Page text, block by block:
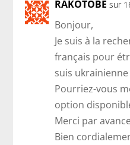
RAKOTOBE sur
Bonjour,
Je suis à la
français pour
suis ukrainienne
Pourriez-vous
option
Merci par
Bien